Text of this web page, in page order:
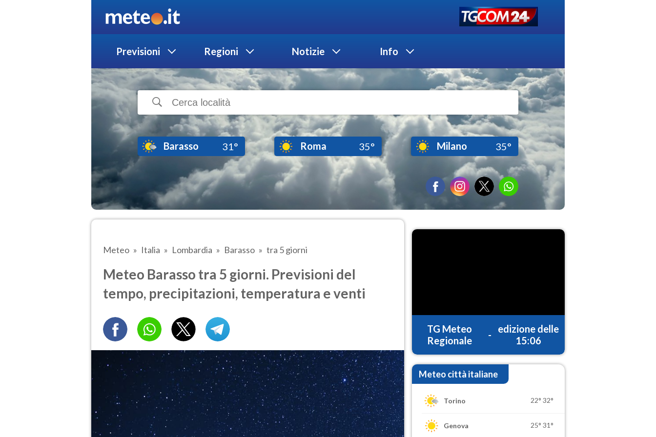
Previsioni Regioni Notizie Info
Barasso 31° Roma 35° Milano 35°
Meteo Italia Lombardia Barasso tra 5 giorni
Meteo Barasso tra 5 giorni. Previsioni del
tempo, precipitazioni, temperatura e venti
TG Meteo
Regionale
-
edizione delle
15:06
Meteo città italiane
Torino 22° 32°
Genova 25° 31°